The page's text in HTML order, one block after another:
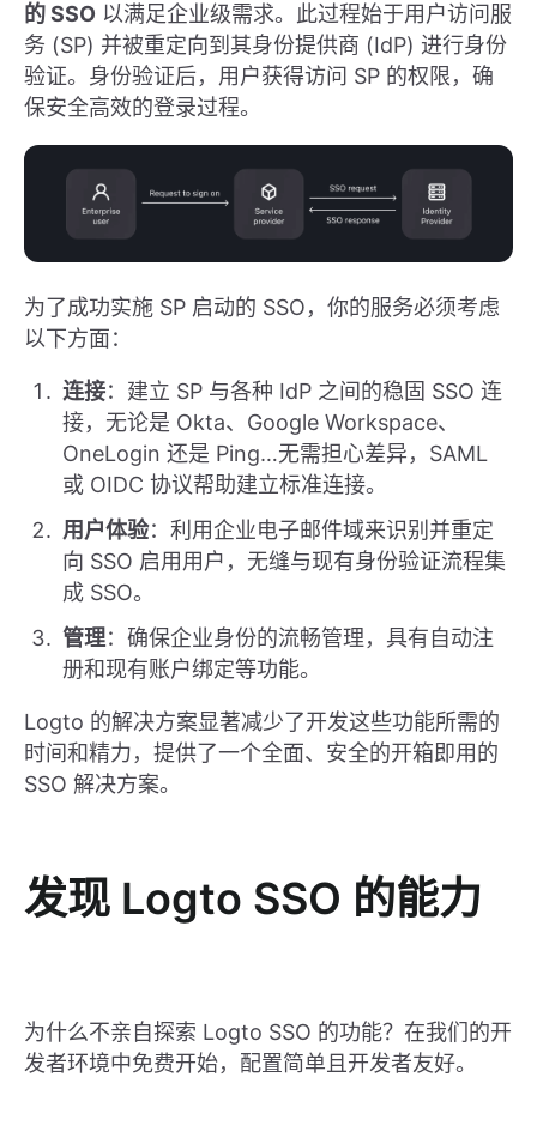
的 SSO 以满足企业级需求。此过程始于用户访问服
务 (SP) 并被重定向到其身份提供商 (IdP) 进行身份
验证。身份验证后，用户获得访问 SP 的权限，确
保安全高效的登录过程。
为了成功实施 SP 启动的 SSO，你的服务必须考虑
以下方面：
连接：建立 SP 与各种 IdP 之间的稳固 SSO 连
接，无论是 Okta、Google Workspace、
OneLogin 还是 Ping…无需担心差异，SAML
或 OIDC 协议帮助建立标准连接。
用户体验：利用企业电子邮件域来识别并重定
向 SSO 启用用户，无缝与现有身份验证流程集
成 SSO。
管理：确保企业身份的流畅管理，具有自动注
册和现有账户绑定等功能。
Logto 的解决方案显著减少了开发这些功能所需的
时间和精力，提供了一个全面、安全的开箱即用的
SSO 解决方案。
发现 Logto SSO 的能力
为什么不亲自探索 Logto SSO 的功能？在我们的开
发者环境中免费开始，配置简单且开发者友好。